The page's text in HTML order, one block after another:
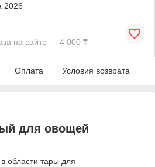
2026
на сайте — 4 000 ₸
Оплата Условия возврата
для овощей
области тары для